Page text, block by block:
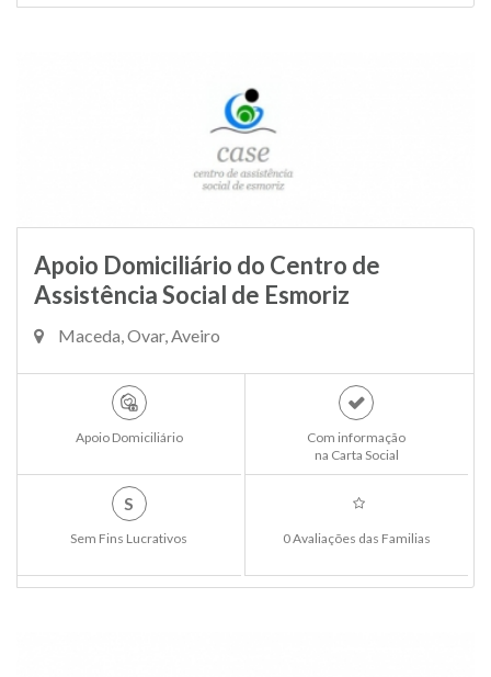
Apoio Domiciliário do Centro de
Assistência Social de Esmoriz
Maceda, Ovar, Aveiro
Apoio Domiciliário
Com informação
na Carta Social
S
Sem Fins Lucrativos 0 Avaliações das Familias